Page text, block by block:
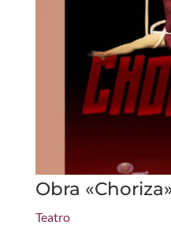
Obra
Teatro